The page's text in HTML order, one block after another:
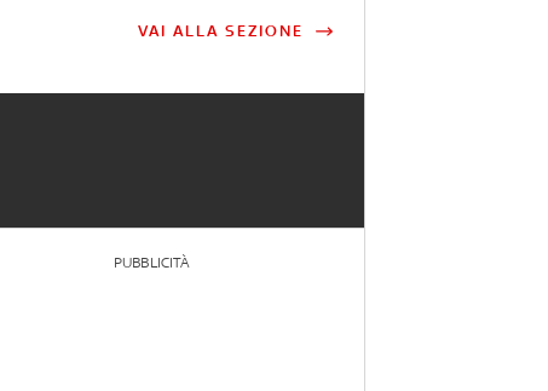
VAI ALLA SEZIONE
PUBBLICITÀ